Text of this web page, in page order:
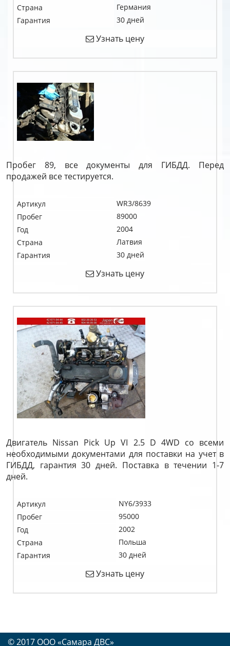
Страна
Германия
Гарантия
30 дней
Узнать цену
Пробег 89, все документы для ГИБДД. Перед
продажей все тестируется.
Артикул
WR3/8639
Пробег
89000
Год
2004
Страна
Латвия
Гарантия
30 дней
Узнать цену
Двигатель Nissan Pick Up VI 2.5 D 4WD со всеми
необходимыми документами для поставки на учет в
ГИБДД, гарантия 30 дней. Поставка в течении 1-7
дней.
Артикул
NY6/3933
Пробег
95000
Год
2002
Страна
Польша
Гарантия
30 дней
Узнать цену
© 2017 OOO «Самара ДВС»